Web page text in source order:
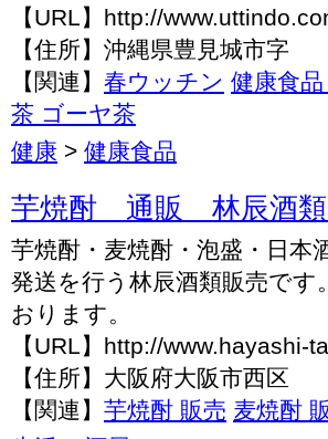
【URL】http://
【住所】沖縄県豊見城市字
【関連】 春ウッチン 健康食
茶 ゴーヤ茶
健康 > 健康食品
芋焼酎 通販 林辰酒類
芋焼酎・麦焼酎・泡盛・日本
発送を行う林辰酒類販売で
おります。
【URL】http://www.hayashi-
【住所】大阪府大阪市西区
【関連】 芋焼酎 販売 麦焼酎